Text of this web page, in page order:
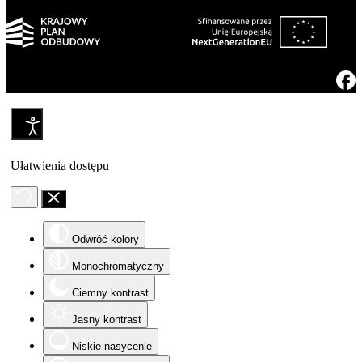
Ułatwienia dostępu
Odwróć kolory
Monochromatyczny
Ciemny kontrast
Jasny kontrast
Niskie nasycenie